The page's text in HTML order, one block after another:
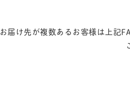
お届け先が複数あるお客様は上記